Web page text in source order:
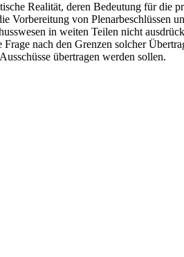
Realität, deren Bedeutung für die
Vorbereitung von
in weiten Teilen nicht
nach den Grenzen solcher
übertragen werden sollen.